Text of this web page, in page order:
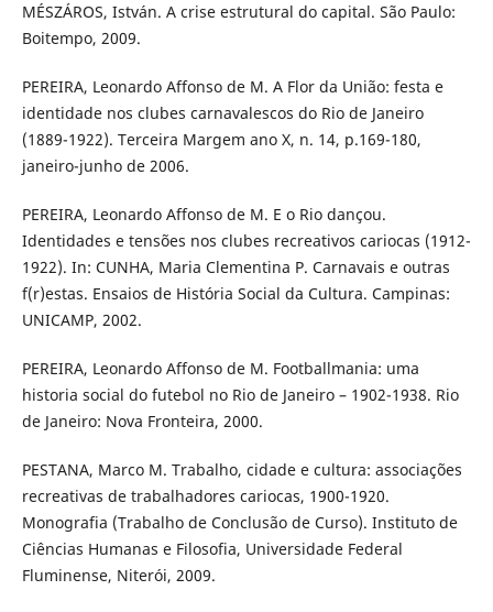
MÉSZÁROS, István. A crise estrutural do capital. São Paulo:
Boitempo, 2009.
PEREIRA, Leonardo Affonso de M. A Flor da União: festa e
identidade nos clubes carnavalescos do Rio de Janeiro
(1889-1922). Terceira Margem ano X, n. 14, p.169-180,
janeiro-junho de 2006.
PEREIRA, Leonardo Affonso de M. E o Rio dançou.
Identidades e tensões nos clubes recreativos cariocas (1912-
1922). In: CUNHA, Maria Clementina P. Carnavais e outras
f(r)estas. Ensaios de História Social da Cultura. Campinas:
UNICAMP, 2002.
PEREIRA, Leonardo Affonso de M. Footballmania: uma
historia social do futebol no Rio de Janeiro – 1902-1938. Rio
de Janeiro: Nova Fronteira, 2000.
PESTANA, Marco M. Trabalho, cidade e cultura: associações
recreativas de trabalhadores cariocas, 1900-1920.
Monografia (Trabalho de Conclusão de Curso). Instituto de
Ciências Humanas e Filosofia, Universidade Federal
Fluminense, Niterói, 2009.